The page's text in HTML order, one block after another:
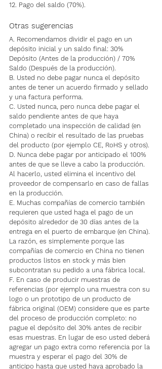
12. Pago del saldo (70%).
Otras sugerencias
A. Recomendamos dividir el pago en un
depósito inicial y un saldo final: 30%
Depósito (Antes de la producción) / 70%
Saldo (Después de la producción).
B. Usted no debe pagar nunca el depósito
antes de tener un acuerdo firmado y sellado
y una factura performa.
C. Usted nunca, pero nunca debe pagar el
saldo pendiente antes de que haya
completado una inspección de calidad (en
China) o recibir el resultado de las pruebas
del producto (por ejemplo CE, RoHS y otros).
D. Nunca debe pagar por anticipado el 100%
antes de que se lleve a cabo la producción.
Al hacerlo, usted elimina el incentivo del
proveedor de compensarlo en caso de fallas
en la producción.
E. Muchas compañías de comercio también
requieren que usted haga el pago de un
depósito alrededor de 30 días antes de la
entrega en el puerto de embarque (en China).
La razón, es simplemente porque las
compañías de comercio en China no tienen
productos listos en stock y más bien
subcontratan su pedido a una fábrica local.
F. En caso de producir muestras de
referencias (por ejemplo una muestra con su
logo o un prototipo de un producto de
fábrica original (OEM) considere que es parte
del proceso de producción completo: no
pague el depósito del 30% antes de recibir
esas muestras. En lugar de eso usted deberá
agregar un pago extra como referencia por la
muestra y esperar el pago del 30% de
anticipo hasta que usted haya aprobado la